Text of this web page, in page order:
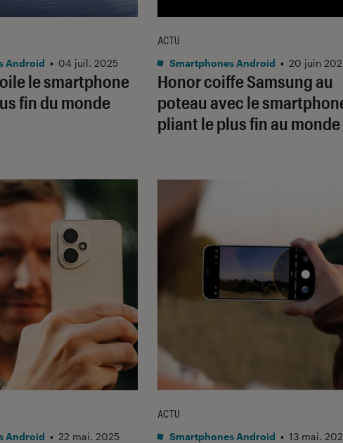
le smartphone
fin du monde
Android • 04 juil. 2025
Honor coiffe Samsung au
poteau avec le
pliant le plus fin au monde
ACTU
Smartphones Android • 20 juin
Android • 22 mai. 2025
ACTU
Smartphones Android • 13 mai.